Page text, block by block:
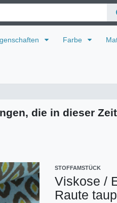
Farbe
die in dieser
STOFFAMSTÜCK
Viskose /
Raute